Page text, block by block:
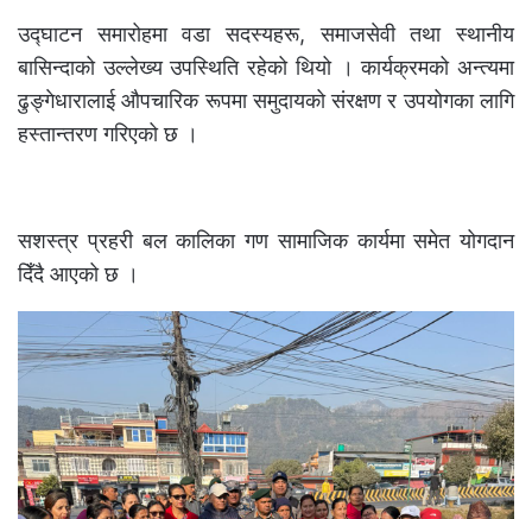
उद्घाटन समारोहमा वडा सदस्यहरू, समाजसेवी तथा स्थानीय
बासिन्दाको उल्लेख्य उपस्थिति रहेको थियो । कार्यक्रमको अन्त्यमा
ढुङ्गेधारालाई औपचारिक रूपमा समुदायको संरक्षण र उपयोगका लागि
हस्तान्तरण गरिएको छ ।
सशस्त्र प्रहरी बल कालिका गण सामाजिक कार्यमा समेत योगदान
दिँदै आएको छ ।